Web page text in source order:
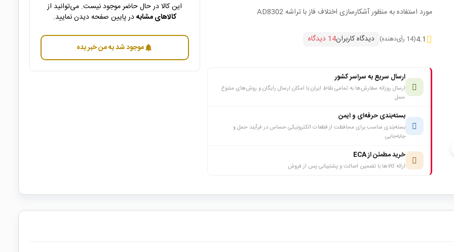
مورد استفاده به منظور آشکارسازی اختلاف فاز با تراشه AD8302
4.1(14 رأی‌دهنده) دیدگاه کاربران14 دیدگاه
ارسال سریع به سراسر کشور
ارسال روزانه سفارش‌ها به تمامی نقاط ایران با امکان ارسال رایگان و روش‌های متنوع
حمل
بسته‌بندی حرفه‌ای و ایمن
بسته‌بندی مناسب برای محافظت از قطعات الکترونیکی حساس در فرآیند حمل و
جابه‌جایی
خرید مطمئن از ECA
ارائه کالاها با تضمین اصالت و پشتیبانی پس از فروش
این کالا در حال حاضر موجود نیست. می‌توانید از
کالاهای مشابهدر پایین صفحه دیدن نمایید.
notificationsموجود شد به من خبر بده